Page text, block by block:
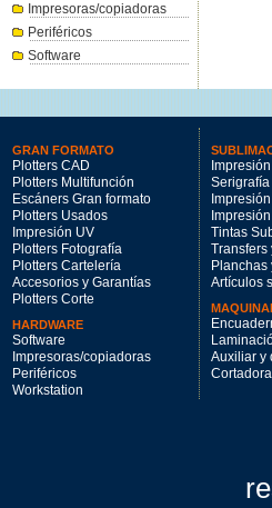
Impresoras/copiadoras
Periféricos
Software
GRAN FORMATO
Plotters CAD
Plotters Multifunción
Escáners Gran formato
Plotters Usados
Impresión UV
Plotters Fotografía
Plotters Cartelería
Accesorios y Garantías
Plotters Corte
HARDWARE
Software
Impresoras/copiadoras
Periféricos
Workstation
Serigrafía
Tintas
Transfers
Planchas
Artículos
Auxiliar y